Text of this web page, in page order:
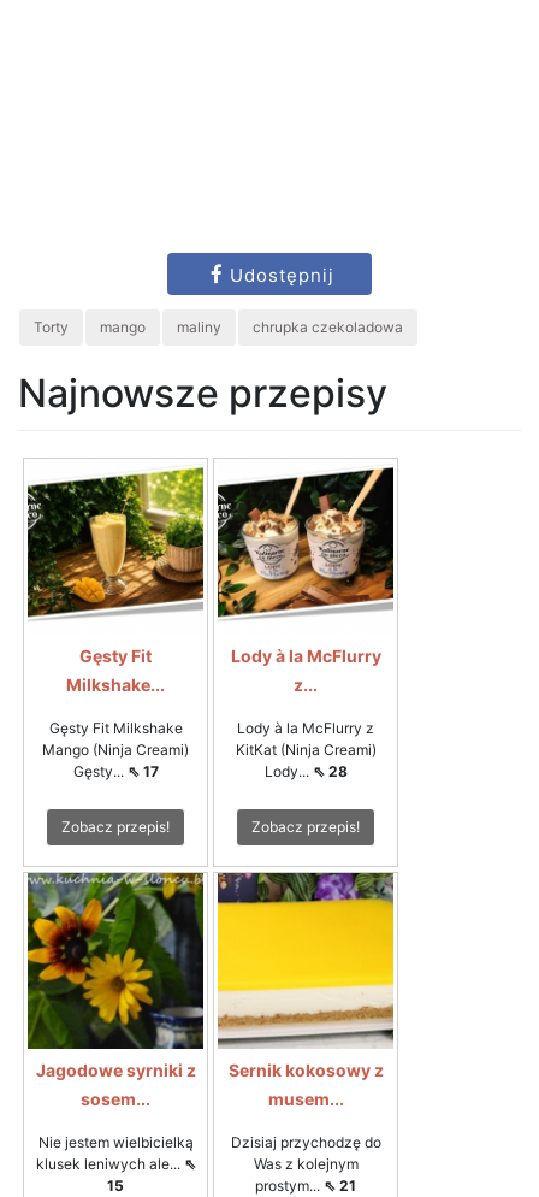
Udostępnij
Torty mango maliny chrupka czekoladowa
Najnowsze przepisy
Gęsty Fit
Milkshake...
Gęsty Fit Milkshake
Mango (Ninja Creami)
Gęsty... ⇖ 17
Zobacz przepis!
Lody à la McFlurry
z...
Lody à la McFlurry z
KitKat (Ninja Creami)
Lody... ⇖ 28
Zobacz przepis!
Jagodowe syrniki z
sosem...
Nie jestem wielbicielką
klusek leniwych ale... ⇖
15
Sernik kokosowy z
musem...
Dzisiaj przychodzę do
Was z kolejnym
prostym... ⇖ 21